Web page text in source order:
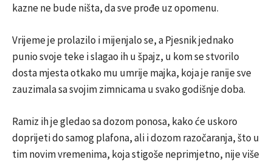
kazne ne bude ništa, da sve prođe uz opomenu.
Vrijeme je prolazilo i mijenjalo se, a Pjesnik jednako
punio svoje teke i slagao ih u špajz, u kom se stvorilo
dosta mjesta otkako mu umrije majka, koja je ranije sve
zauzimala sa svojim zimnicama u svako godišnje doba.
Ramiz ih je gledao sa dozom ponosa, kako će uskoro
doprijeti do samog plafona, ali i dozom razočaranja, što u
tim novim vremenima, koja stigoše neprimjetno, nije više